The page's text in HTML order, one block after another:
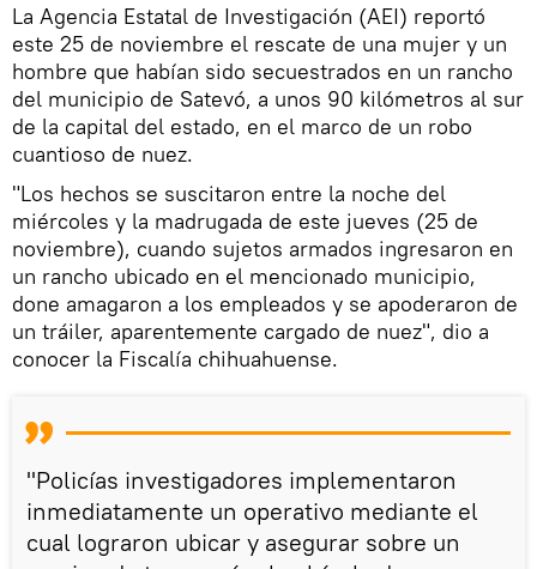
La Agencia Estatal de Investigación (AEI) reportó
este 25 de noviembre el rescate de una mujer y un
hombre que habían sido secuestrados en un rancho
del municipio de Satevó, a unos 90 kilómetros al sur
de la capital del estado, en el marco de un robo
cuantioso de nuez.
"Los hechos se suscitaron entre la noche del
miércoles y la madrugada de este jueves (25 de
noviembre), cuando sujetos armados ingresaron en
un rancho ubicado en el mencionado municipio,
done amagaron a los empleados y se apoderaron de
un tráiler, aparentemente cargado de nuez", dio a
conocer la Fiscalía chihuahuense.
"Policías investigadores implementaron
inmediatamente un operativo mediante el
cual lograron ubicar y asegurar sobre un